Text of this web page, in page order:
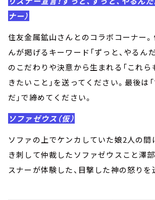
ナー）
住友金属鉱山さんとのコラボコーナー
んが掲げるキーワード「ずっと、やるん
のこだわりや決意から生まれる「これ
きたいこと」を送ってください。最後は
だ」で締めてください。
ソファゼウス（仮）
ソファの上でケンカしていた娘2人の間
き刺して仲裁したソファゼウスこと澤部
スナーが体験した、目撃した神の怒りを